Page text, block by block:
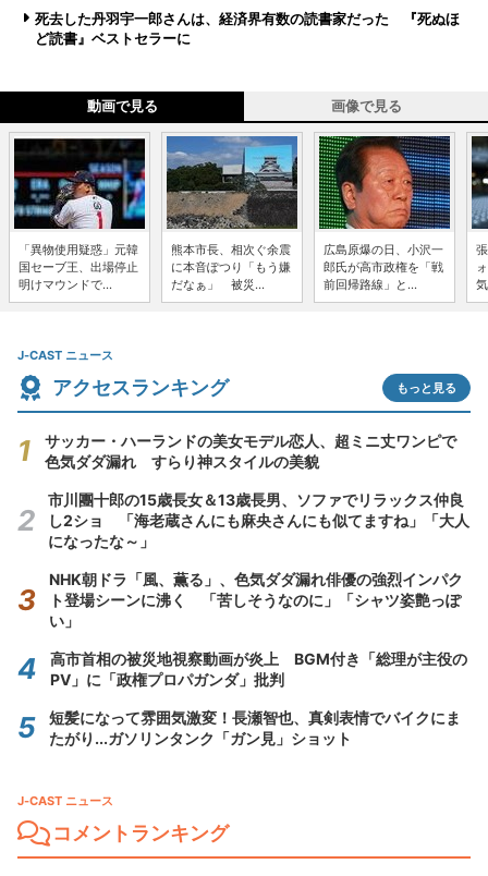
死去した丹羽宇一郎さんは、経済界有数の読書家だった 『死ぬほ
ど読書』ベストセラーに
動画で見る 画像で見る
「異物使用疑惑」元韓
国セーブ王、出場停止
明けマウンドで...
熊本市長、相次ぐ余震
に本音ぽつり「もう嫌
だなぁ」 被災...
広島原爆の日、小沢一
郎氏が高市政権を「戦
前回帰路線」と...
J-CAST ニュース
アクセスランキング もっと見る
サッカー・ハーランドの美女モデル恋人、超ミニ丈ワンピで
色気ダダ漏れ すらり神スタイルの美貌
市川團十郎の15歳長女＆13歳長男、ソファでリラックス仲良
し2ショ 「海老蔵さんにも麻央さんにも似てますね」「大人
になったな～」
NHK朝ドラ「風、薫る」、色気ダダ漏れ俳優の強烈インパク
ト登場シーンに沸く 「苦しそうなのに」「シャツ姿艶っぽ
い」
高市首相の被災地視察動画が炎上 BGM付き「総理が主役の
PV」に「政権プロパガンダ」批判
短髪になって雰囲気激変！長瀬智也、真剣表情でバイクにま
たがり...ガソリンタンク「ガン見」ショット
J-CAST ニュース
コメントランキング